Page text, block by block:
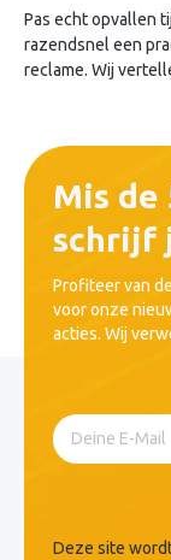
Pas echt opvallen
razendsnel een
reclame. Wij
Mis
schrijf
Profiteer van
voor onze
acties. Wij
Deze site